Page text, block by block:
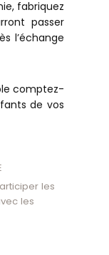
fabriquez
passer
l’échange
comptez-
de vos
les
les